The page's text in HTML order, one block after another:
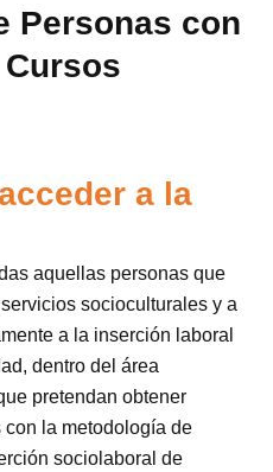
Personas con
a la
aquellas personas que
socioculturales y a
a la inserción laboral
dentro del área
pretendan obtener
la metodología de
sociolaboral de